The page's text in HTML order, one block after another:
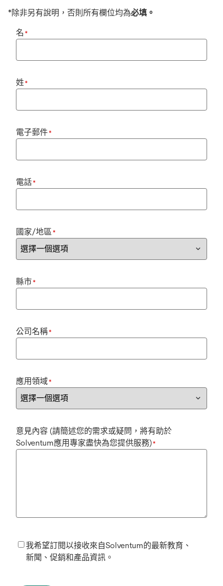
*除非另有說明，否則所有欄位均為必填。
名 *
姓*
電子郵件*
電話*
國家/地區 *
縣市*
公司名稱*
應用領域*
意見內容 (請簡述您的需求或疑問，將有助於
Solventum應用專家盡快為您提供服務)*
我希望訂閱以接收來自Solventum的最新教育、
新聞、促銷和產品資訊。